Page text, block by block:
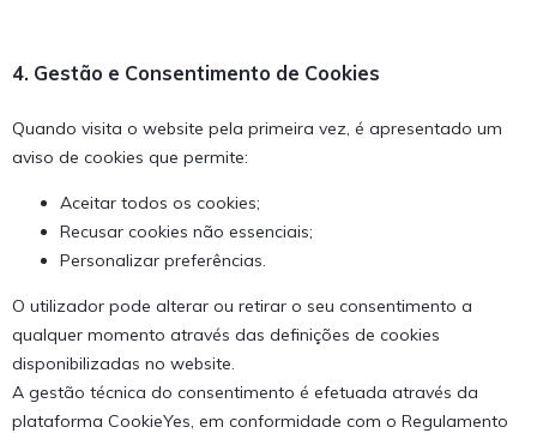
4. Gestão e Consentimento de Cookies
Quando visita o website pela primeira vez, é apresentado um
aviso de cookies que permite:
Aceitar todos os cookies;
Recusar cookies não essenciais;
Personalizar preferências.
O utilizador pode alterar ou retirar o seu consentimento a
qualquer momento através das definições de cookies
disponibilizadas no website.
A gestão técnica do consentimento é efetuada através da
plataforma CookieYes, em conformidade com o Regulamento